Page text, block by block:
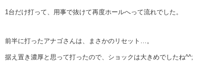
1台だけ打って、用事で抜けて再度ホールへって流れでした。
前半に打ったアナゴさんは、まさかのリセット…。
据え置き濃厚と思って打ったので、ショックは大きめでしたね^^;